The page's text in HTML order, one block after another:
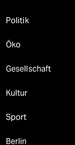
Politik
Öko
Gesellschaft
Kultur
Sport
Berlin